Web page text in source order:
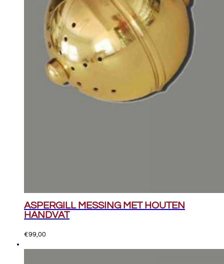
ASPERGILL MESSING MET HOUTEN
HANDVAT
€99,00